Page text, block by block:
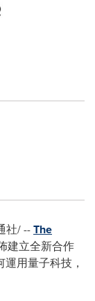
社/ --The
建立全新合作
用量子科技，